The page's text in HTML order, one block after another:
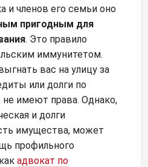
и членов его семьи оно
пригодным для
. Это правило
иммунитетом.
вас на улицу за
или долги по
имеют права. Однако,
и долги
имущества, может
профильного
адвокат по